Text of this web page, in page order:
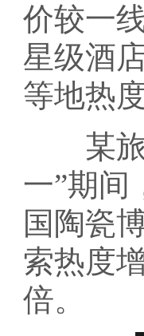
价较一
星级酒
等地热
某旅
一”期间
国陶瓷
索热度
倍。